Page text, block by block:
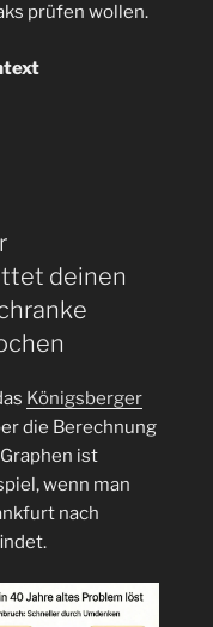
prüfen wollen.
deinen
Königsberger
die Berechnung
ist
wenn man
nach